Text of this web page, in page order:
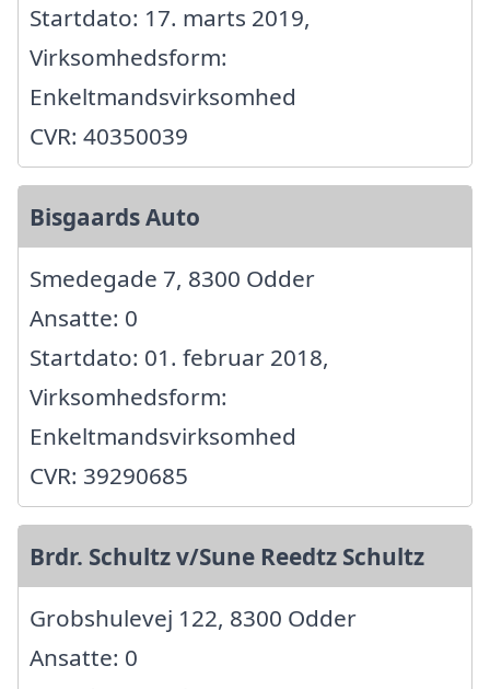
Startdato: 17. marts 2019,
Virksomhedsform:
Enkeltmandsvirksomhed
CVR: 40350039
Bisgaards Auto
Smedegade 7, 8300 Odder
Ansatte: 0
Startdato: 01. februar 2018,
Virksomhedsform:
Enkeltmandsvirksomhed
CVR: 39290685
Brdr. Schultz v/Sune Reedtz Schultz
Grobshulevej 122, 8300 Odder
Ansatte: 0